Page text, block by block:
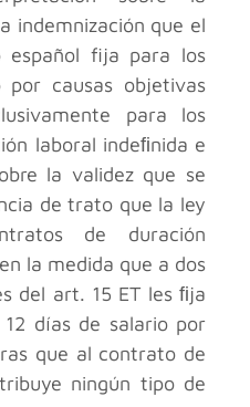
indemnización que el
español fija para los
por causas objetivas
para los
laboral indeﬁnida e
la validez que se
de trato que la ley
de duración
la medida que a dos
del art. 15 ET les ﬁja
días de salario por
que al contrato de
ningún tipo de